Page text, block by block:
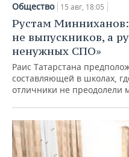
Общество 15 авг, 18:05
Рустам
не выпускников, а
ненужных СПО»
Раис Татарстана
составляющей в школах,
отличники не преодолели